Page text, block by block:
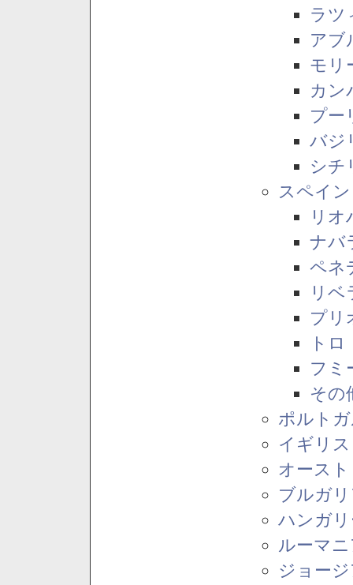
ラツ
アブ
モリ
カン
プー
バジ
シチ
スペイン
リオ
ナバ
ペネ
リベ
プリ
トロ
フミ
その
ポルト
イギリス
オース
ブルガ
ハンガ
ルーマ
ジョー